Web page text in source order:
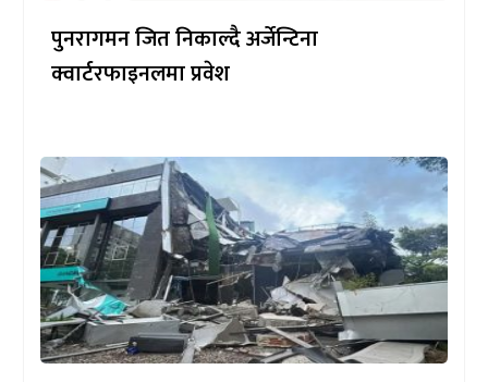
पुनरागमन जित निकाल्दै अर्जेन्टिना
क्वार्टरफाइनलमा प्रवेश